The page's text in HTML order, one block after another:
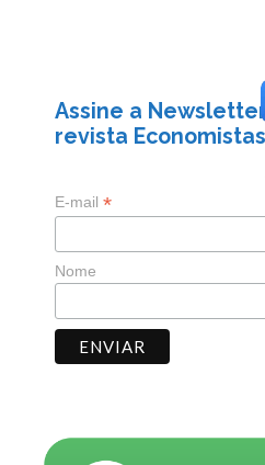
Assine a
revista Economistas
E-mail *
Nome